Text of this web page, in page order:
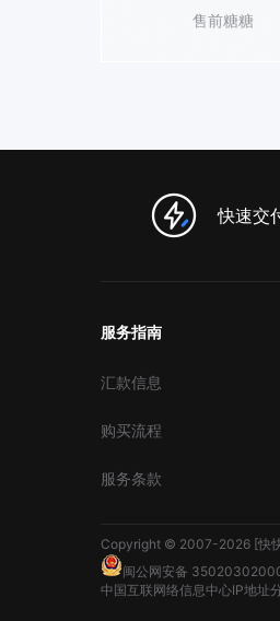
售前糖糖
快速交
服务指南
汇款信息
购买流程
服务条款
Copyright © 2007-2026 [快
闽公网安备
中国互联网络信息中心IP地址